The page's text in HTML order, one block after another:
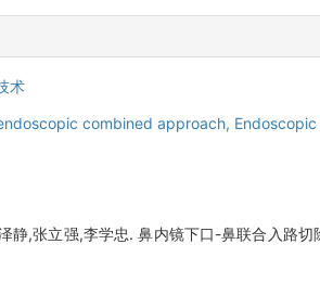
术
combined approach,
静,张立强,李学忠. 鼻内镜下口-鼻联合入路